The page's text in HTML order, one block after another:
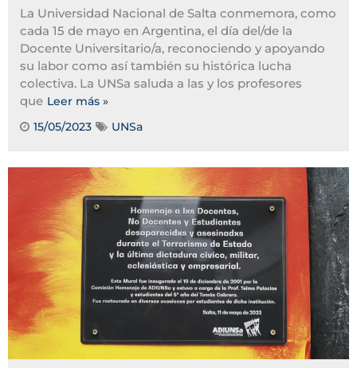
La Universidad Nacional de Salta conmemora, como
cada 15 de mayo en Argentina, el día del/de la
Docente Universitario/a, reconociendo y apoyando
su labor como así también su histórica lucha
colectiva. La UNSa saluda a las y los profesores
que Leer más »
15/05/2023
UNSa
Tags: